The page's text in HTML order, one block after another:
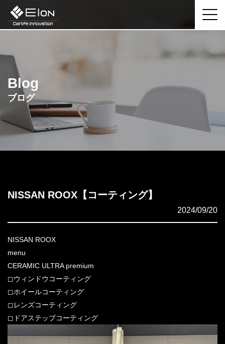
Blog
ブログ
NISSAN ROOX【コーティング】
2024/09/20
NISSAN ROOX
menu
CERAMIC ULTRA premium
◻︎ウィンドウコーティング
◻︎ホイールコーティング
◻︎レンズコーティング
◻︎ドアステップコーティング